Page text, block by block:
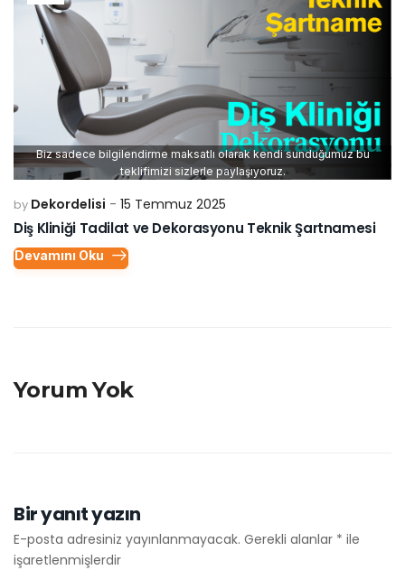
Biz sadece bilgilendirme maksatlı olarak kendi sunduğumuz bu
teklifimizi sizlerle paylaşıyoruz.
by Dekordelisi 15 Temmuz 2025
Diş Kliniği Tadilat ve Dekorasyonu Teknik Şartnamesi
Devamını Oku
Yorum Yok
Bir yanıt yazın
E-posta adresiniz yayınlanmayacak. Gerekli alanlar * ile
işaretlenmişlerdir